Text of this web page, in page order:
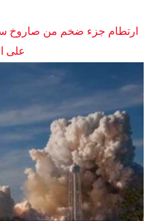
ارتطام جزء ضخم من صاروخ
على